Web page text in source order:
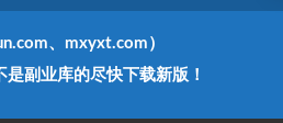
、mxyxt.com）
是副业库的尽快下载新版！